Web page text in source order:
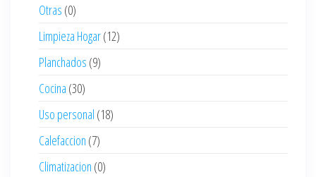
Otras (0)
Limpieza Hogar(12)
Planchados (9)
Cocina (30)
Uso personal (18)
Calefaccion (7)
Climatizacion (0)